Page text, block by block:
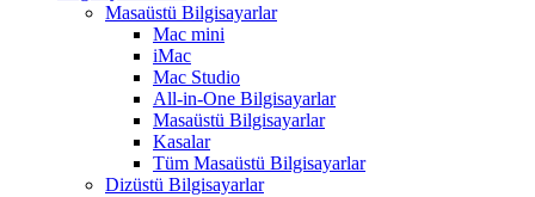
Masaüstü Bilgisayarlar
Mac mini
iMac
Mac Studio
All-in-One Bilgisayarlar
Masaüstü Bilgisayarlar
Kasalar
Tüm Masaüstü Bilgisayarlar
Dizüstü Bilgisayarlar